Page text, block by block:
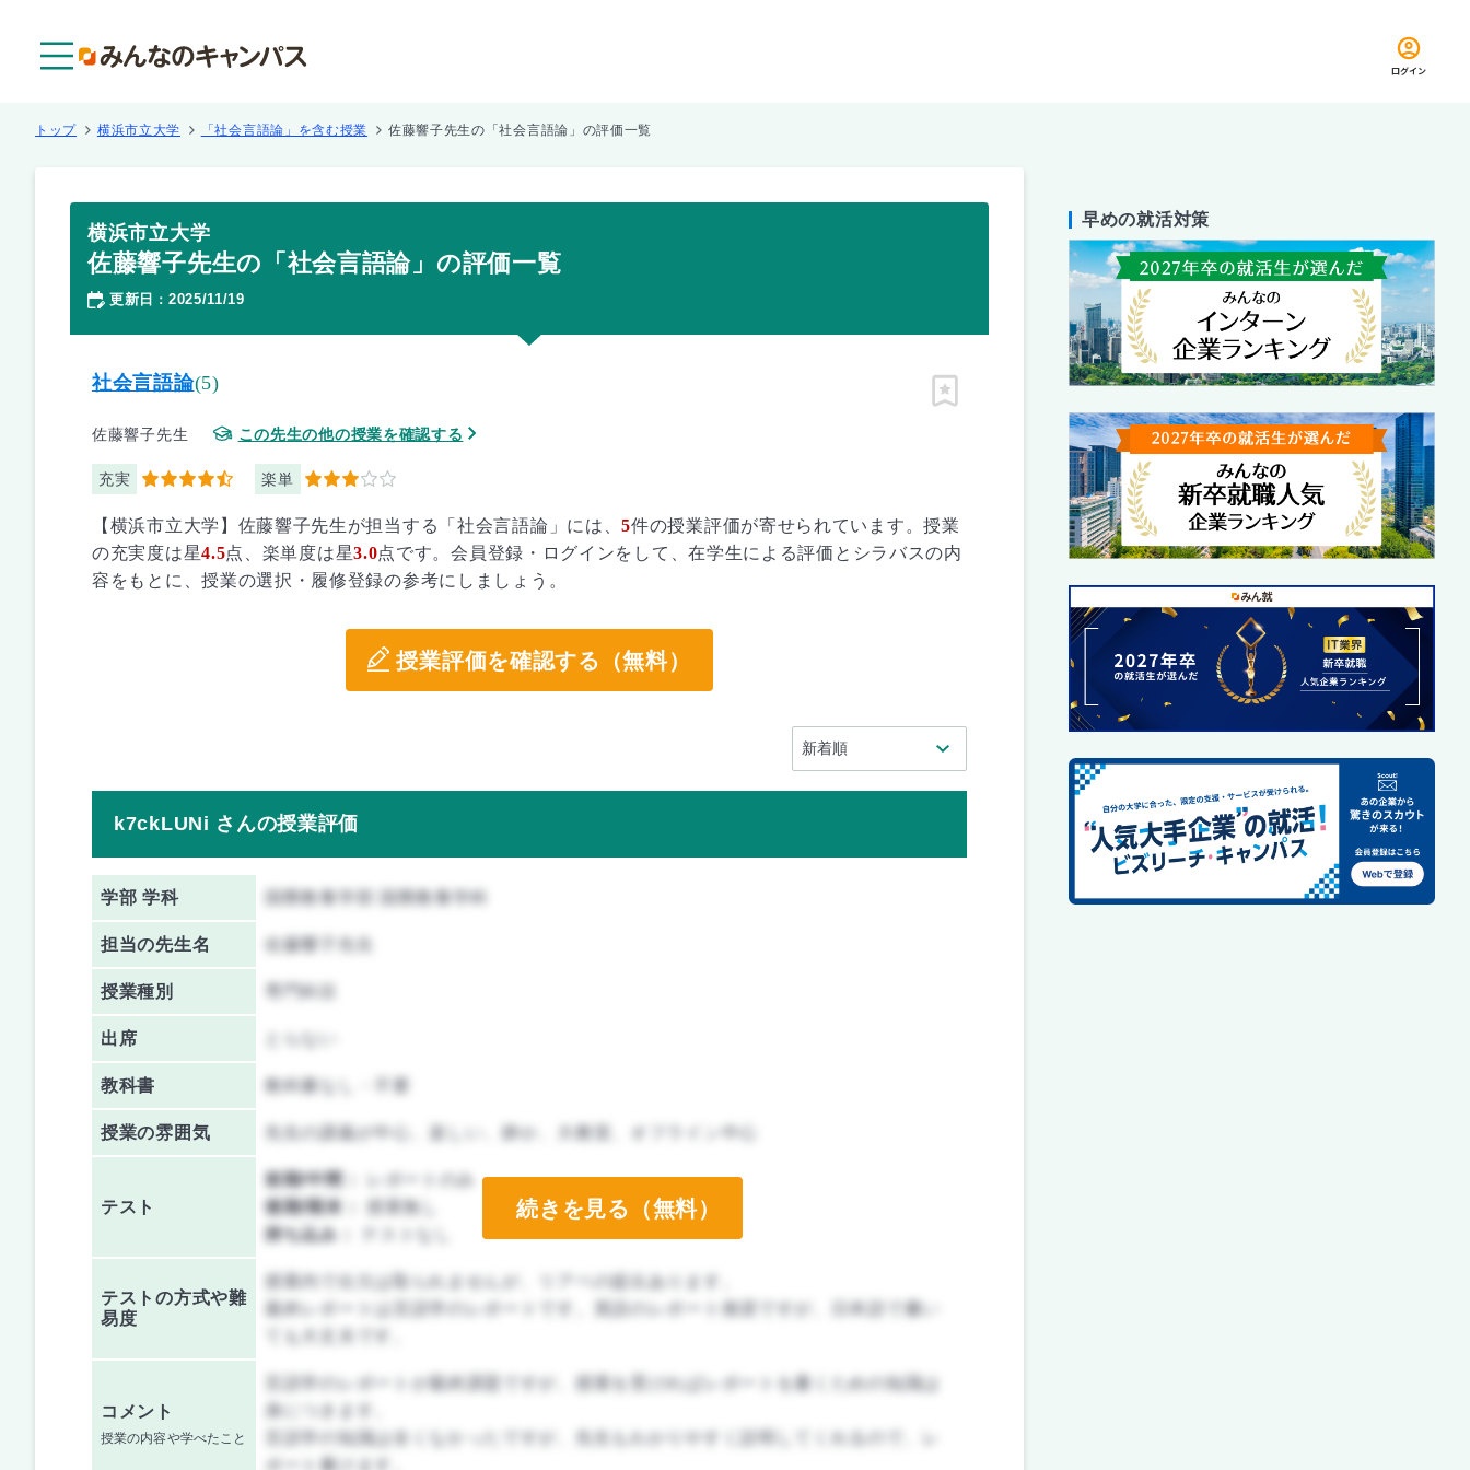
ログイン
トップ 横浜市立大学 「社会言語論」を含む授業 佐藤響子先生の「社会言語論」の評価一覧
横浜市立大学
佐藤響子先生の「社会言語論」の評価一覧
更新日 ： 2025/11/19
社会言語論(5)
佐藤響子先生 この先生の他の授業を確認する
充実 4.5 楽単 3
ピン留め
【横浜市立大学】佐藤響子先生が担当する「社会言語論」には、5件の授業評価が寄せられています。授業
の充実度は星4.5点、楽単度は星3.0点です。会員登録・ログインをして、在学生による評価とシラバスの内
容をもとに、授業の選択・履修登録の参考にしましょう。
授業評価を確認する（無料）
k7ckLUNi さんの授業評価
学部 学科 国際教養学部 国際教養学科
担当の先生名 佐藤響子先生
授業種別 専門科目
出席
教科書 教科書なし・不要
授業の雰囲気 先生の講義が中心、楽しい、静か、大教室、オフライン中心
テスト
前期/中間：
レポートのみ
後期/期末：
授業無し
持ち込み：
テストの方式や難
易度
授業内で出欠は取られませんが、リアペの提出あります。
最終レポートは言語学のレポートです。英語のレポート推奨ですが、日本語で書い
コメント
授業の内容や学べたこと
言語学のレポートが最終課題ですが、授業を受ければレポートを書くための知識は
身につきます。
言語学の知識は全くなかったですが、先生もわかりやすく説明してくれるので、レ
ポート書けます。
続きを見る（無料）
早めの就活対策